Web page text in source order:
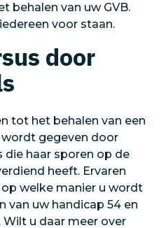
behalen van uw GVB.
voor staan.
door
tot het behalen van een
gegeven door
die haar sporen op de
heeft. Ervaren
welke manier u wordt
van uw handicap 54 en
u daar meer over